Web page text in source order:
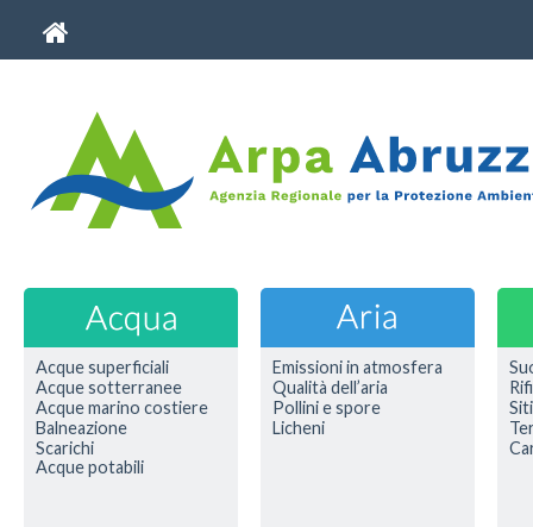
Acque superficiali
Acque sotterranee
Acque marino costiere
Balneazione
Scarichi
Acque potabili
Emissioni in atmosfera
Qualità dell’aria
Pollini e spore
Licheni